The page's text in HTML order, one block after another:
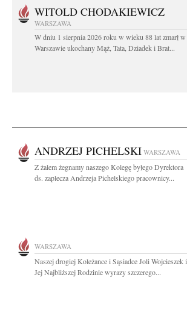
WITOLD CHODAKIEWICZ
WARSZAWA
W dniu 1 sierpnia 2026 roku w wieku 88 lat zmarł w
Warszawie ukochany Mąż, Tata, Dziadek i Brat...
ANDRZEJ PICHELSKI WARSZAWA
Z żalem żegnamy naszego Kolegę byłego Dyrektora
ds. zaplecza Andrzeja Pichelskiego pracownicy...
WARSZAWA
Naszej drogiej Koleżance i Sąsiadce Joli Wojcieszek i
Jej Najbliższej Rodzinie wyrazy szczerego...